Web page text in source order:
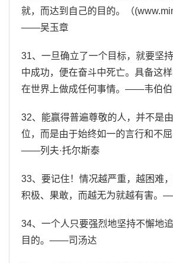
就，而达到自己的目的。（
——吴玉章
31、一旦确立了一个目标，就要坚
中成功，便在奋斗中死亡。具备这
在世界上做成任何事情。——韦伯伯
32、能赢得普遍尊敬的人，并不是
位，而是由于始终如一的言行和不屈
——列夫·托尔斯泰
33、要记住！情况越严重，越困难
积极、果敢，而越无为就越有害。
34、一个人只要强烈地坚持不懈地
目的。——司汤达